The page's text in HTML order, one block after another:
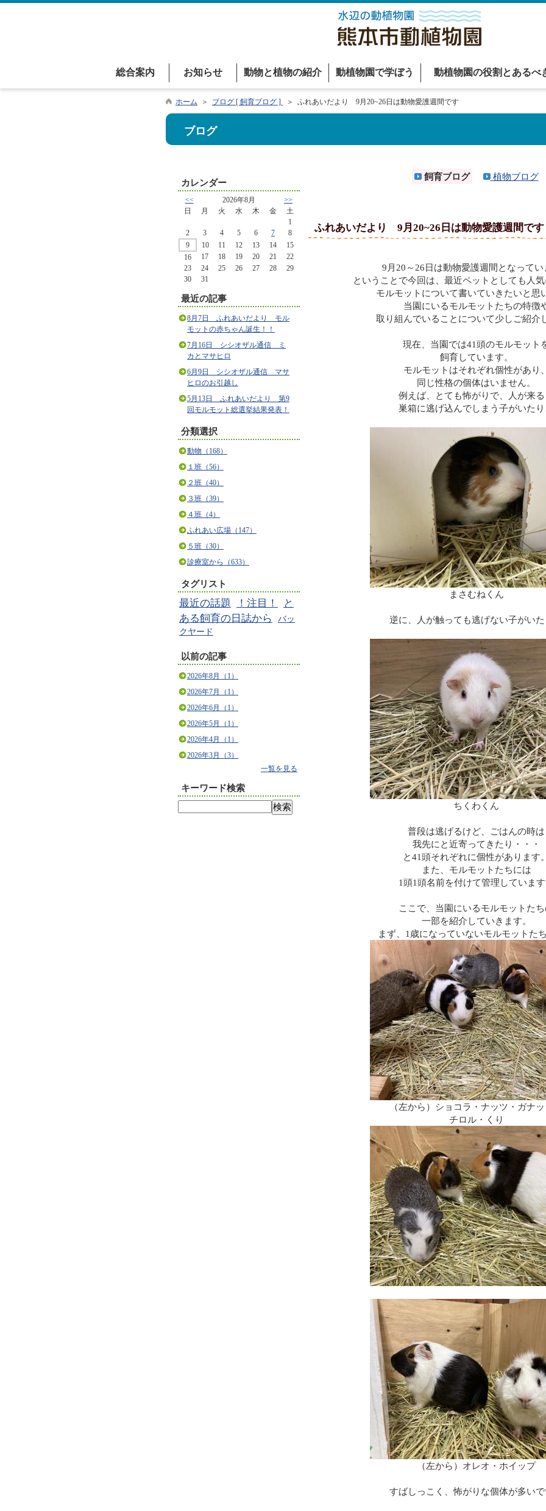
総合案内 お知らせ 動物と植物の紹介 動植物園で学ぼう 動植物園の役割とあるべ
ホーム ＞ ブログ [ 飼育ブログ ] ＞ ふれあいだより 9月20~26日は動物愛護週間です
ブログ
カレンダー
<< 2026年8月
>>
日
月 火 水 木 金
土
1
2
3 4 5 6 7
8
9
10 11 12 13 14
15
16
17 18 19 20 21
22
23
24 25 26 27 28
29
30
31
最近の記事
8月7日 ふれあいだより モル
モットの赤ちゃん誕生！！
7月16日 シシオザル通信 ミ
カとマサヒロ
6月9日 シシオザル通信 マサ
ヒロのお引越し
5月13日 ふれあいだより 第9
回モルモット総選挙結果発表！
分類選択
動物（168）
１班（56）
２班（40）
３班（39）
４班（4）
ふれあい広場（147）
５班（30）
診療室から（633）
タグリスト
最近の話題 ！注目！
と
ある飼育の日誌から
バッ
クヤード
以前の記事
2026年8月（1）
2026年7月（1）
2026年6月（1）
2026年5月（1）
2026年4月（1）
2026年3月（3）
一覧を見る
キーワード検索
飼育ブログ 植物ブログ
ふれあいだより 9月20~26日は動物愛護週間です
9月20～26日は動物愛護週間となってい
ということで今回は、最近ペットとしても人
モルモットについて書いていきたいと思
当園にいるモルモットたちの特徴
取り組んでいることについて少しご紹介
現在、当園では41頭のモルモット
飼育しています。
モルモットはそれぞれ個性があり
同じ性格の個体はいません。
例えば、とても怖がりで、人が来
巣箱に逃げ込んでしまう子がいた
まさむねくん
逆に、人が触っても逃げない子がい
ちくわくん
普段は逃げるけど、ごはんの時は
我先にと近寄ってきたり・・・
と41頭それぞれに個性があります
また、モルモットたちには
1頭1頭名前を付けて管理していま
ここで、当園にいるモルモットた
一部を紹介していきます。
まず、1歳になっていないモルモットた
（左から）ショコラ・ナッツ・ガナ
チロル・くり
（左から）オレオ・ホイップ
すばしっこく、怖がりな個体が多い